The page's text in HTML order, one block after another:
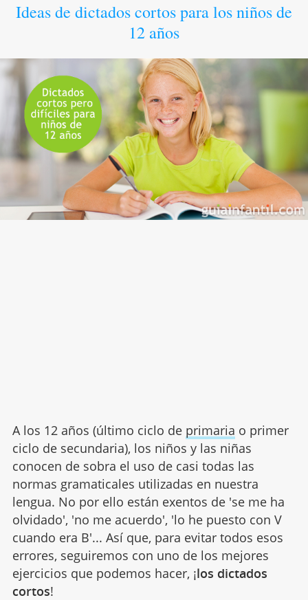
Ideas de dictados cortos para los niños de
12 años
A los 12 años (último ciclo de primaria o primer
ciclo de secundaria), los niños y las niñas
conocen de sobra el uso de casi todas las
normas gramaticales utilizadas en nuestra
lengua. No por ello están exentos de 'se me ha
olvidado', 'no me acuerdo', 'lo he puesto con V
cuando era B'... Así que, para evitar todos esos
errores, seguiremos con uno de los mejores
ejercicios que podemos hacer, ¡los dictados
cortos!